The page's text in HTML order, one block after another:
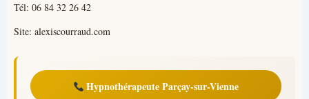
Tél: 06 84 32 26 42
Site: alexiscourraud.com
Hypnothérapeute Parçay-sur-Vienne